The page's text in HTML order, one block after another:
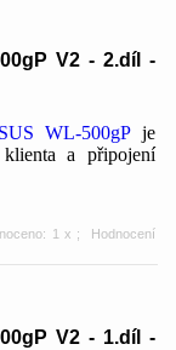
V2 - 2.díl -
WL-500gPje
a připojení
1 x ; Hodnocení
V2 - 1.díl -